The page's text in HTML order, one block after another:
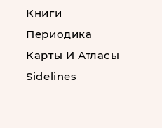
Книги
Периодика
Карты И Атласы
Sidelines